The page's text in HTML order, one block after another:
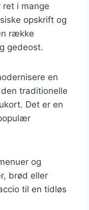
i mange
opskrift og
række
gedeost.
en
traditionelle
Det er en
og
brød eller
til en tidløs